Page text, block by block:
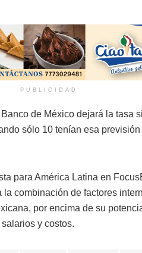
PUBLICIDAD
de México dejará la tasa
sólo 10 tenían esa
para América Latina en
combinación de factores
por encima de su
y costos.